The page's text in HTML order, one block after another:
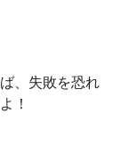
、失敗を恐れ
！